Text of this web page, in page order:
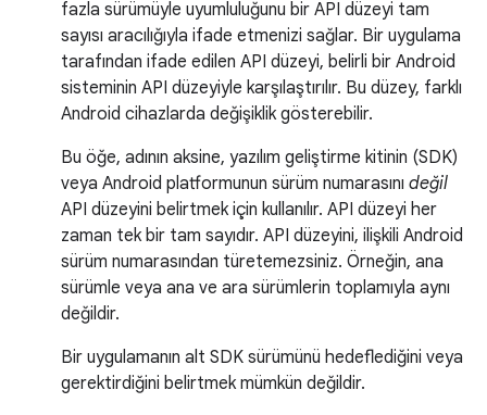
fazla sürümüyle uyumluluğunu bir API düzeyi tam
sayısı aracılığıyla ifade etmenizi sağlar. Bir uygulama
tarafından ifade edilen API düzeyi, belirli bir Android
sisteminin API düzeyiyle karşılaştırılır. Bu düzey, farklı
Android cihazlarda değişiklik gösterebilir.
Bu öğe, adının aksine, yazılım geliştirme kitinin (SDK)
veya Android platformunun sürüm numarasını değil
API düzeyini belirtmek için kullanılır. API düzeyi her
zaman tek bir tam sayıdır. API düzeyini, ilişkili Android
sürüm numarasından türetemezsiniz. Örneğin, ana
sürümle veya ana ve ara sürümlerin toplamıyla aynı
değildir.
Bir uygulamanın alt SDK sürümünü hedeflediğini veya
gerektirdiğini belirtmek mümkün değildir.